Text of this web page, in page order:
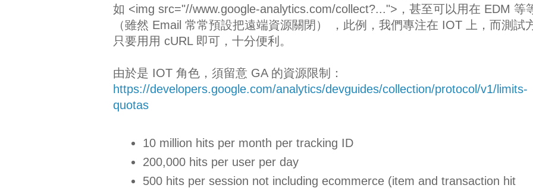
如 <img src="//www.google-analytics.com/collect?...">，甚至可以用在 EDM 等
（雖然 Email 常常預設把遠端資源關閉） ，此例，我們專注在 IOT 上，而測試
只要用用 cURL 即可，十分便利。
由於是 IOT 角色，須留意 GA 的資源限制：
https://developers.google.com/analytics/devguides/collection/protocol/v1/limits-
quotas
10 million hits per month per tracking ID
200,000 hits per user per day
500 hits per session not including ecommerce (item and transaction hit